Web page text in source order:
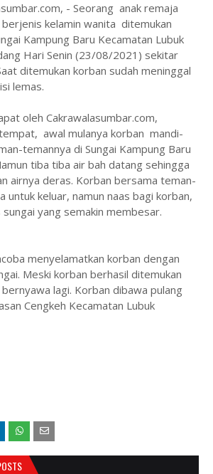
- Seorang anak remaja
kelamin wanita ditemukan
Kampung Baru Kecamatan Lubuk
Hari Senin (23/08/2021) sekitar
ditemukan korban sudah meninggal
lemas.
oleh Cakrawalasumbar.com,
awal mulanya korban mandi-
temannya di Sungai Kampung Baru
tiba tiba air bah datang sehingga
airnya deras. Korban bersama teman-
untuk keluar, namun naas bagi korban,
yang semakin membesar.
menyelamatkan korban dengan
Meski korban berhasil ditemukan
lagi. Korban dibawa pulang
Cengkeh Kecamatan Lubuk